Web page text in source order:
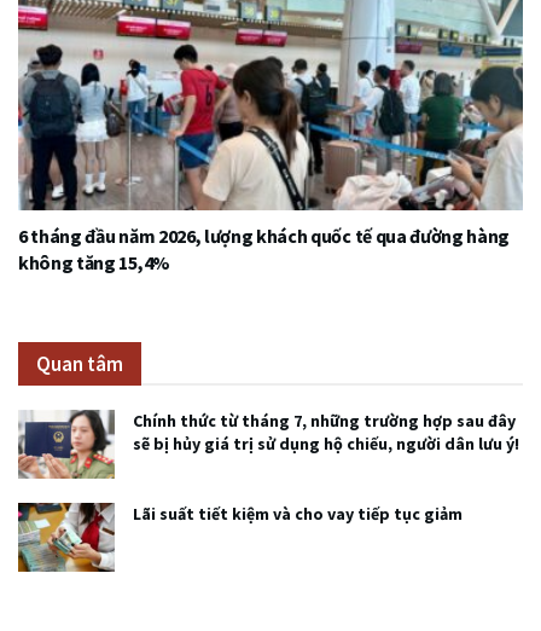
6 tháng đầu năm 2026, lượng khách quốc tế qua đường hàng
không tăng 15,4%
Quan tâm
Chính thức từ tháng 7, những trường hợp sau đây
sẽ bị hủy giá trị sử dụng hộ chiếu, người dân lưu ý!
Lãi suất tiết kiệm và cho vay tiếp tục giảm